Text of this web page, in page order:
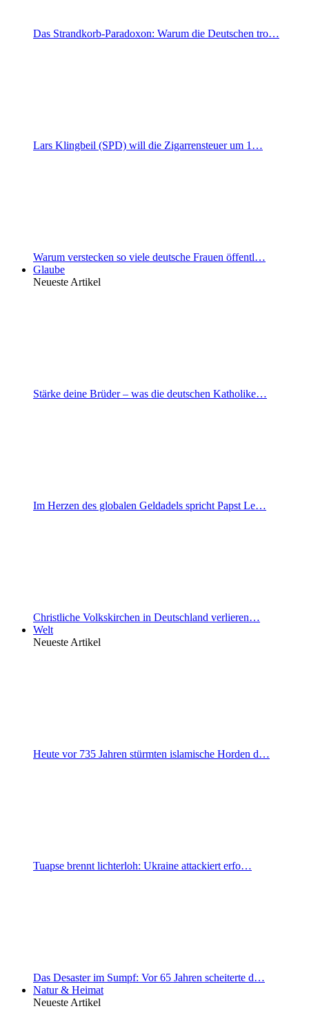
Das Strandkorb-Paradoxon: Warum die Deutschen tro…
Lars Klingbeil (SPD) will die Zigarrensteuer um 1…
Warum verstecken so viele deutsche Frauen öffentl…
Glaube
Neueste Artikel
Stärke deine Brüder – was die deutschen Katholike…
Im Herzen des globalen Geldadels spricht Papst Le…
Christliche Volkskirchen in Deutschland verlieren…
Welt
Neueste Artikel
Heute vor 735 Jahren stürmten islamische Horden d…
Tuapse brennt lichterloh: Ukraine attackiert erfo…
Das Desaster im Sumpf: Vor 65 Jahren scheiterte d…
Natur & Heimat
Neueste Artikel